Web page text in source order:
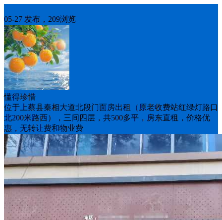
05-27 发布，209浏览
懂得珍惜
位于上蔡县秦相大道北段门面房出租（原老收费站红绿灯路口
北200米路西），三间四层，共500多平，房东直租，价格优
惠，无转让费和物业费